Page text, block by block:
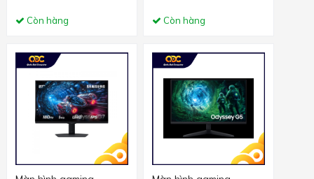
Loa)Còn hàng Còn hàng